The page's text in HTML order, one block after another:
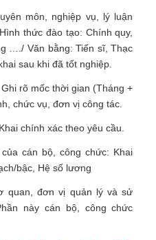
môn, nghiệp vụ, lý luận
thức đào tạo: Chính quy,
…./ Văn bằng: Tiến sĩ, Thạc
sau khi đã tốt nghiệp.
rõ mốc thời gian (Tháng +
chức vụ, đơn vị công tác.
chính xác theo yêu cầu.
cán bộ, công chức: Khai
bậc, Hệ số lương
quan, đơn vị quản lý và sử
này cán bộ, công chức